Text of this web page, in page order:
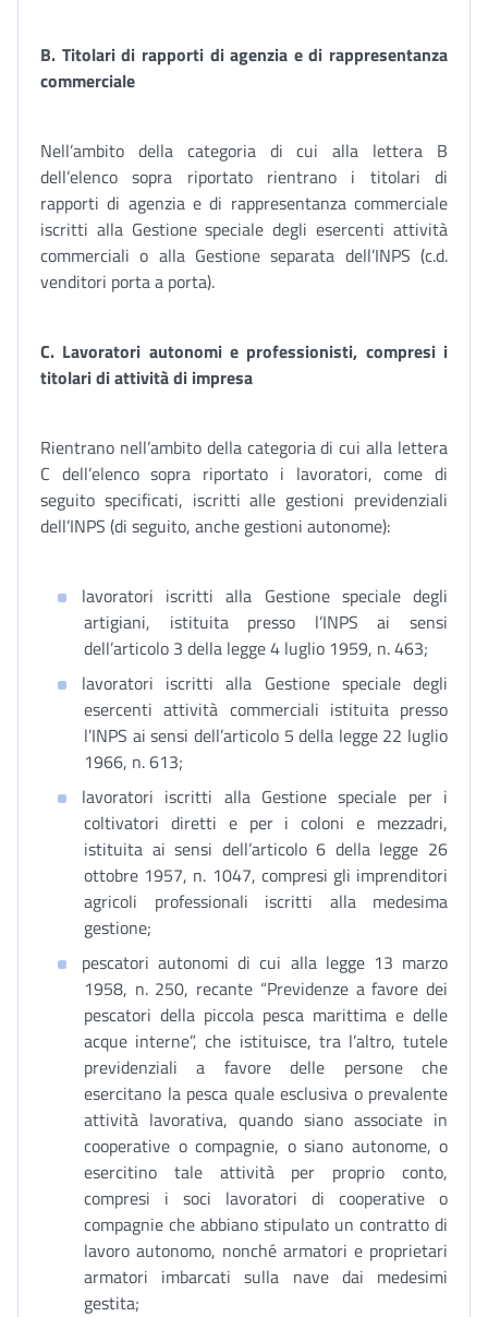
B. Titolari di rapporti di agenzia e di rappresentanza
commerciale
Nell’ambito della categoria di cui alla lettera B
dell’elenco sopra riportato rientrano i titolari di
rapporti di agenzia e di rappresentanza commerciale
iscritti alla Gestione speciale degli esercenti attività
commerciali o alla Gestione separata dell’INPS (c.d.
venditori porta a porta).
C. Lavoratori autonomi e professionisti, compresi i
titolari di attività di impresa
Rientrano nell’ambito della categoria di cui alla lettera
C dell’elenco sopra riportato i lavoratori, come di
seguito specificati, iscritti alle gestioni previdenziali
dell’INPS (di seguito, anche gestioni autonome):
lavoratori iscritti alla Gestione speciale degli
artigiani, istituita presso l’INPS ai sensi
dell’articolo 3 della legge 4 luglio 1959, n. 463;
lavoratori iscritti alla Gestione speciale degli
esercenti attività commerciali istituita presso
l’INPS ai sensi dell’articolo 5 della legge 22 luglio
1966, n. 613;
lavoratori iscritti alla Gestione speciale per i
coltivatori diretti e per i coloni e mezzadri,
istituita ai sensi dell’articolo 6 della legge 26
ottobre 1957, n. 1047, compresi gli imprenditori
agricoli professionali iscritti alla medesima
gestione;
pescatori autonomi di cui alla legge 13 marzo
1958, n. 250, recante “Previdenze a favore dei
pescatori della piccola pesca marittima e delle
acque interne”, che istituisce, tra l’altro, tutele
previdenziali a favore delle persone che
esercitano la pesca quale esclusiva o prevalente
attività lavorativa, quando siano associate in
cooperative o compagnie, o siano autonome, o
esercitino tale attività per proprio conto,
compresi i soci lavoratori di cooperative o
compagnie che abbiano stipulato un contratto di
lavoro autonomo, nonché armatori e proprietari
armatori imbarcati sulla nave dai medesimi
gestita;